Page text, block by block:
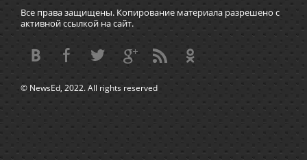
Все права защищены. Копирование материала разрешено с
активной ссылкой на сайт.
© NewsEd, 2022. All rights reserved